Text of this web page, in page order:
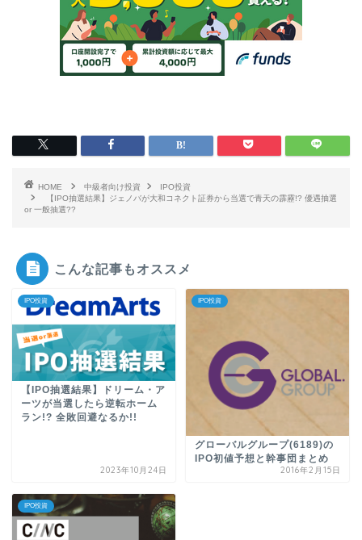
HOME 中級者向け投資
IPO投資
【IPO抽選結果】ジェノバが大和コネクト証券から当選で青天の霹靂!? 優遇抽選
or 一般抽選??
こんな記事もオススメ
IPO投資
【IPO抽選結果】ドリーム・ア
ーツが当選したら逆転ホーム
ラン!? 全敗回避なるか!!
2023年10月24日
IPO投資
グローバルグループ(6189)の
IPO初値予想と幹事団まとめ
2016年2月15日
IPO投資